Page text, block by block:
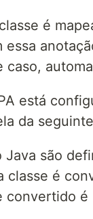
é
essa
caso,
está
da
Java são
classe é
convertido